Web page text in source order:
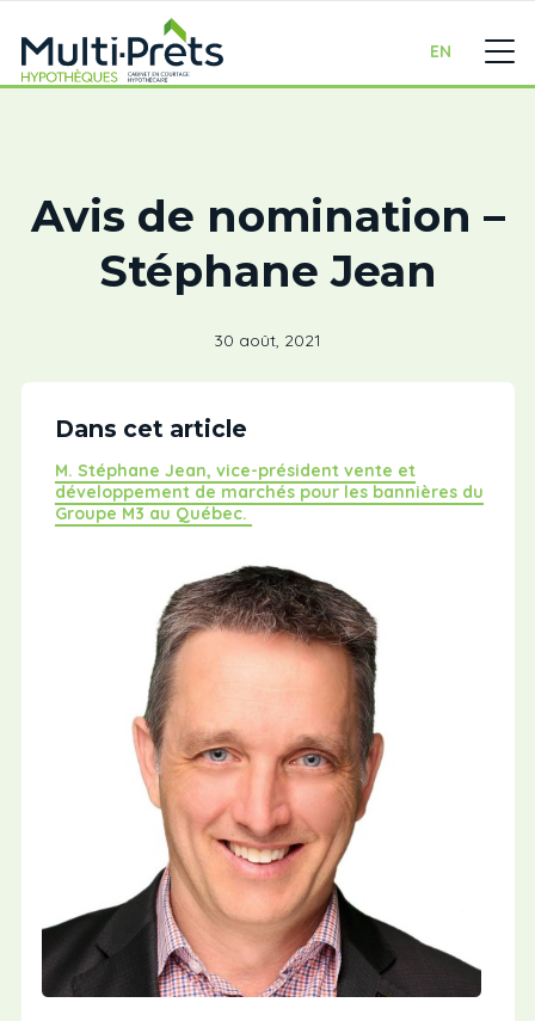
EN
Avis de nomination –
Stéphane Jean
30 août, 2021
Dans cet article
M. Stéphane Jean, vice-président vente et
développement de marchés pour les bannières du
Groupe M3 au Québec.